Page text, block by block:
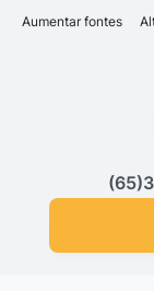
Seção
Ir para o
Ir para o
Aumentar fontes